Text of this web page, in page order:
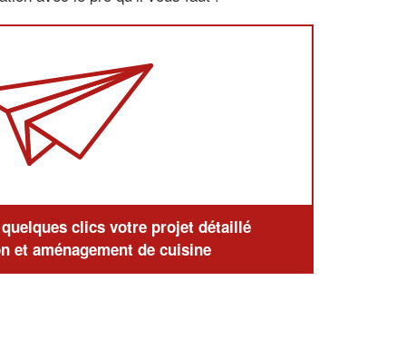
clics votre projet détaillé
et aménagement de cuisine